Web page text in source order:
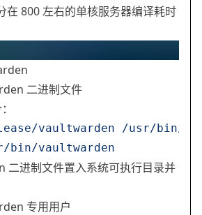
在 800 左右的单核服务器编译耗时
二进制文件
vaultwarden /usr/bin/
bin/vaultwarden
二进制文件置入系统可执行目录并
专用用户